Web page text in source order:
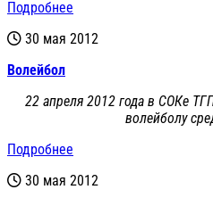
Подробнее
30 мая 2012
Волейбол
22 апреля 2012 года в СОКе
волейболу
Подробнее
30 мая 2012